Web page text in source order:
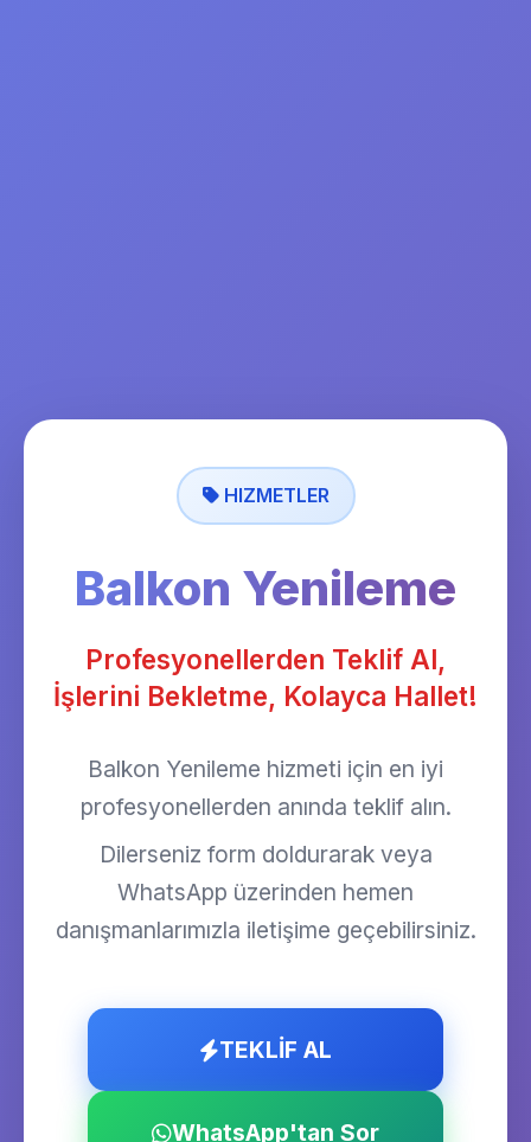
HIZMETLER
Balkon Yenileme
Profesyonellerden Teklif Al,
İşlerini Bekletme, Kolayca Hallet!
Balkon Yenileme hizmeti için en iyi
profesyonellerden anında teklif alın.
Dilerseniz form doldurarak veya
WhatsApp üzerinden hemen
danışmanlarımızla iletişime geçebilirsiniz.
TEKLİF AL
WhatsApp'tan Sor